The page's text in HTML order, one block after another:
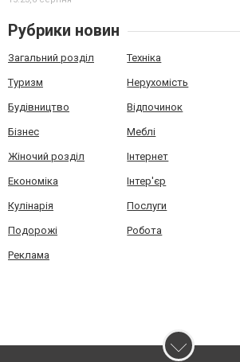
Рубрики новин
Загальний розділ Техніка
Туризм Нерухомість
Будівництво Відпочинок
Бізнес Меблі
Жіночий розділ Інтернет
Економіка Інтер'єр
Кулінарія Послуги
Подорожі Робота
Реклама